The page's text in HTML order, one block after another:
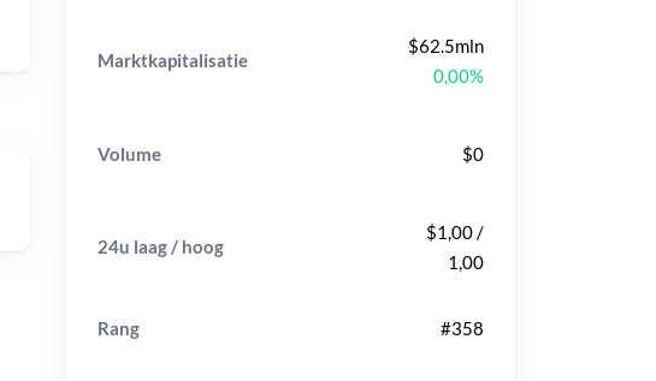
Marktkapitalisatie
$62.5mln
0,00%
Volume $0
24u laag / hoog
$1,00 /
1,00
Rang #358